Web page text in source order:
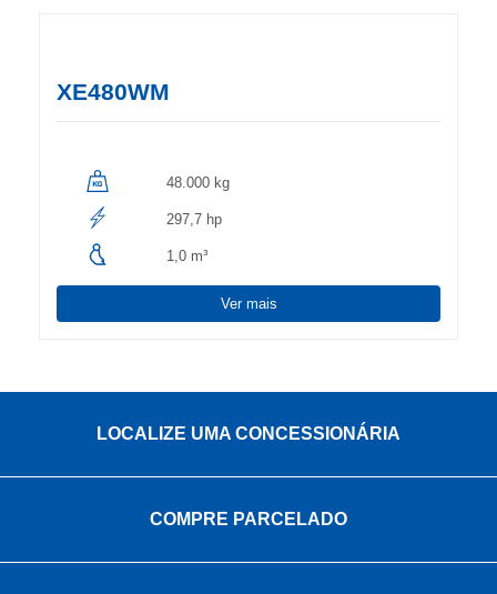
XE480WM
48.000 kg
297,7 hp
1,0 m³
Ver mais
LOCALIZE UMA CONCESSIONÁRIA
COMPRE PARCELADO